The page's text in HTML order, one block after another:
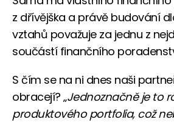
z dřívějška a právě budování
vztahů považuje za jednu z
součástí finančního
S čím se na ni dnes naši
obracejí? „Jednoznačně je to
produktového portfolia, což